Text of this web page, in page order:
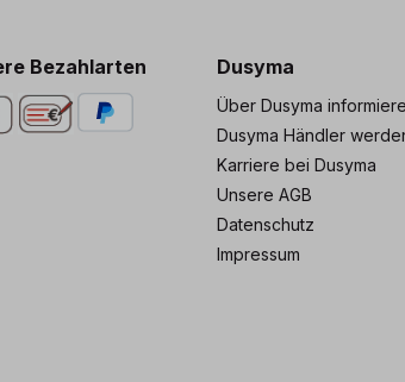
Bezahlarten Dusyma
Über Dusyma
Dusyma Händler
Karriere bei Dusyma
Unsere AGB
Datenschutz
Impressum